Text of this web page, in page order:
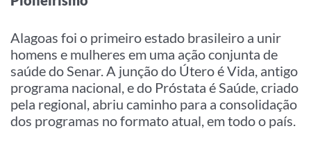
Alagoas foi o primeiro estado brasileiro a unir
homens e mulheres em uma ação conjunta de
saúde do Senar. A junção do Útero é Vida, antigo
programa nacional, e do Próstata é Saúde, criado
pela regional, abriu caminho para a consolidação
dos programas no formato atual, em todo o país.